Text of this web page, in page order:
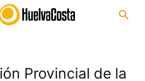
Provincial de la